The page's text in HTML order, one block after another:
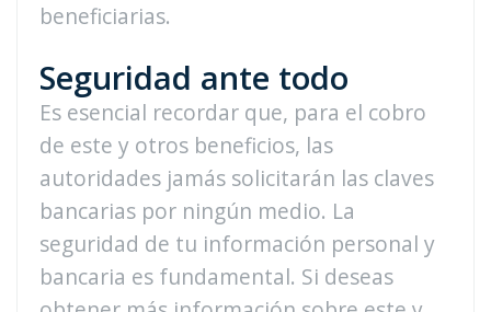
beneficiarias.
Seguridad ante todo
Es esencial recordar que, para el cobro
de este y otros beneficios, las
autoridades jamás solicitarán las claves
bancarias por ningún medio. La
seguridad de tu información personal y
bancaria es fundamental. Si deseas